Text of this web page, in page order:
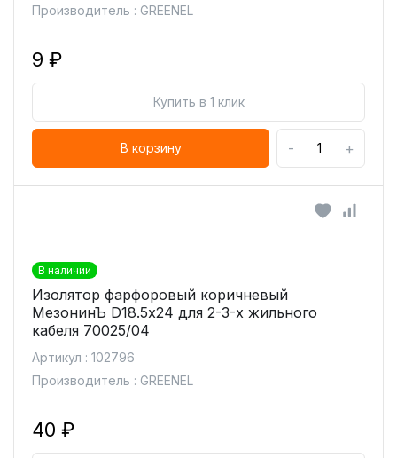
Производитель : GREENEL
9 ₽
Купить в 1 клик
В корзину - +
В наличии
Изолятор фарфоровый коричневый
МезонинЪ D18.5х24 для 2-3-х жильного
кабеля 70025/04
Артикул : 102796
Производитель : GREENEL
40 ₽